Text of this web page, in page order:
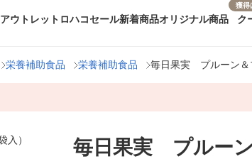
アウトレット ロハコセール新着商品オリジナル商品
獲得
ク
栄養補助食品 栄養補助食品 毎日果実 プルーン＆
毎日果実 プルー